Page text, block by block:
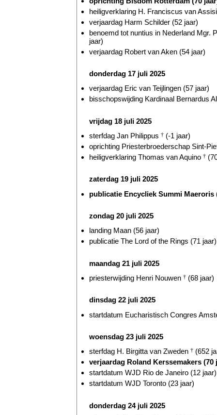
heiligverklaring H. Franciscus van
verjaardag Harm Schilder (52 jaar)
benoemd tot nuntius in Nederland Mgr.
jaar)
verjaardag Robert van Aken (54 jaar)
donderdag 17 juli 2025
verjaardag Eric van Teijlingen (57 jaar)
bisschopswijding Kardinaal Bernardus
vrijdag 18 juli 2025
sterfdag Jan Philippus † (-1 jaar)
oprichting Priesterbroederschap Sint-
heiligverklaring Thomas van Aquino †
zaterdag 19 juli 2025
publicatie Encycliek Summi Maeroris
zondag 20 juli 2025
landing Maan (56 jaar)
publicatie The Lord of the Rings (71 jaar)
maandag 21 juli 2025
priesterwijding Henri Nouwen † (68 jaar)
dinsdag 22 juli 2025
startdatum Eucharistisch Congres
woensdag 23 juli 2025
sterfdag H. Birgitta van Zweden † (652
verjaardag Roland Kerssemakers (70
startdatum WJD Rio de Janeiro (12 jaar)
startdatum WJD Toronto (23 jaar)
donderdag 24 juli 2025